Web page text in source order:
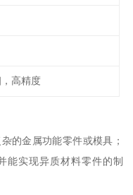
高精度
的金属功能零件或模具；
能实现异质材料零件的制